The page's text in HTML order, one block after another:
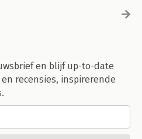
en blijf up-to-date
recensies, inspirerende